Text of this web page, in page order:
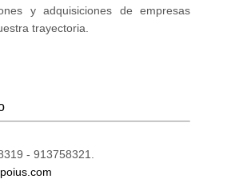
y adquisiciones de empresas
trayectoria.
- 913758321.